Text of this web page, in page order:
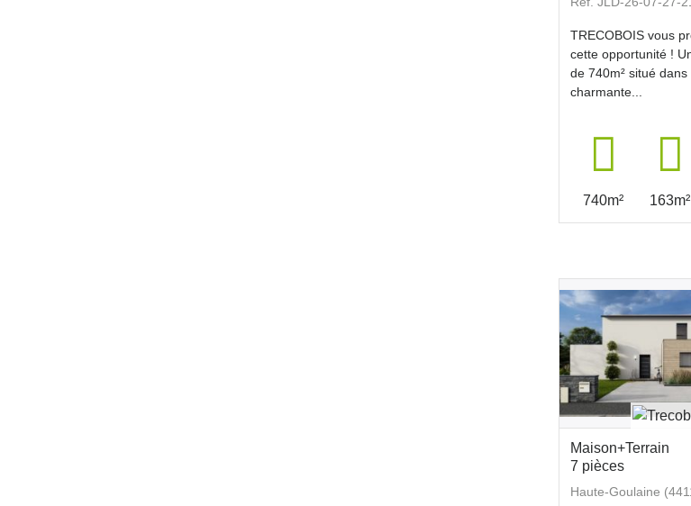
TRECOBOIS vous
cette opportunité !
de 740m² situé dans
charmante...
740m² 163m²
Maison+Terrain
7 pièces
Haute-Goulaine